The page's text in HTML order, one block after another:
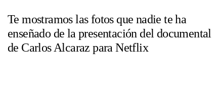
Te mostramos las fotos que nadie te ha
enseñado de la presentación del documental
de Carlos Alcaraz para Netflix